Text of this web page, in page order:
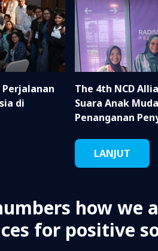
Perjalanan
di
The 4th NCD
Suara Anak
Penanganan
LANJUT
how we
for positive